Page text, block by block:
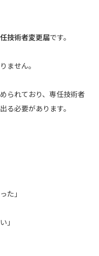
技術者変更届です。
ません。
られており、専任技術者
る必要があります。
た」
」